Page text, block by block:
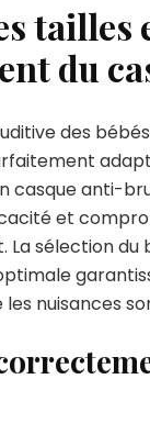
tailles
du
des
casque anti-
et
La sélection du
nuisances